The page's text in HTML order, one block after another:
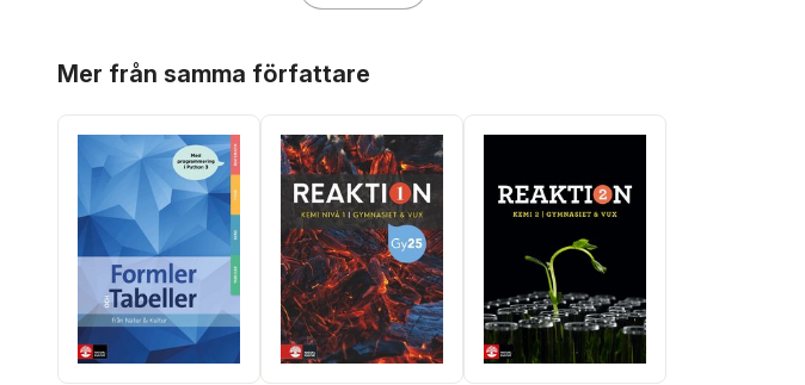
Mer från samma författare